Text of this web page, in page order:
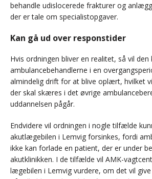
behandle udislocerede frakturer og
der er tale om specialistopgaver.
Kan gå ud over responstider
Hvis ordningen bliver en realitet, så vil
ambulancebehandlerne i en
almindelig drift for at blive oplært, hvilket
der skal skæres i det øvrige
uddannelsen pågår.
Endvidere vil ordningen i nogle tilfælde
akutlægebilen i Lemvig forsinkes, fordi
ikke kan forlade en patient, der er under
akutklinikken. I de tilfælde vil AMK-
lægebilen i Lemvig vurdere, om det vil